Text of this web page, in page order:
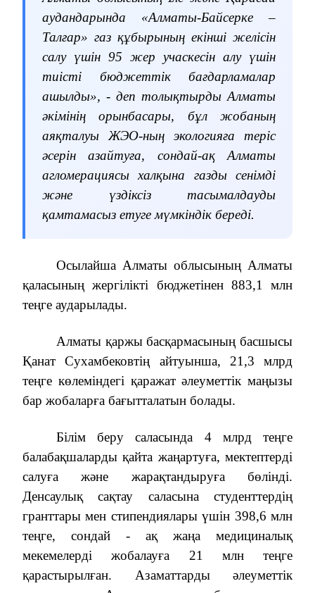
аудандарында «Алматы-Байсерке –
Талғар» газ құбырының екінші желісін
салу үшін 95 жер учаскесін алу үшін
тиісті бюджеттік бағдарламалар
ашылды», - деп толықтырды Алматы
әкімінің орынбасары, бұл жобаның
аяқталуы ЖЭО-ның экологияға теріс
әсерін азайтуға, сондай-ақ Алматы
агломерациясы халқына газды сенімді
және үздіксіз тасымалдауды
қамтамасыз етуге мүмкіндік береді.
Осылайша Алматы облысының Алматы
қаласының жергілікті бюджетінен 883,1 млн
теңге аударылады.
Алматы қаржы басқармасының басшысы
Қанат Сухамбековтің айтуынша, 21,3 млрд
теңге көлеміндегі қаражат әлеуметтік маңызы
бар жобаларға бағытталатын болады.
Білім беру саласында 4 млрд теңге
балабақшаларды қайта жаңартуға, мектептерді
салуға және жарақтандыруға бөлінді.
Денсаулық сақтау саласына студенттердің
гранттары мен стипендиялары үшін 398,6 млн
теңге, сондай - ақ жаңа медициналық
мекемелерді жобалауға 21 млн теңге
қарастырылған. Азаматтарды әлеуметтік